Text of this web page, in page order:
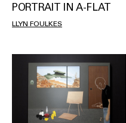
PORTRAIT IN A-FLAT
LLYN FOULKES